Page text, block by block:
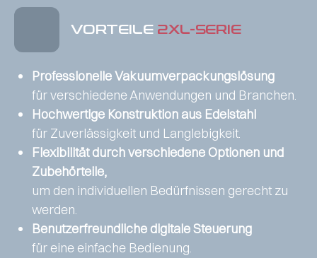
VORTEILE 2XL-SERIE
Professionelle Vakuumverpackungslösung
für verschiedene Anwendungen und Branchen.
Hochwertige Konstruktion aus Edelstahl
für Zuverlässigkeit und Langlebigkeit.
Flexibilität durch verschiedene Optionen und
Zubehörteile,
um den individuellen Bedürfnissen gerecht zu
werden.
Benutzerfreundliche digitale Steuerung
für eine einfache Bedienung.